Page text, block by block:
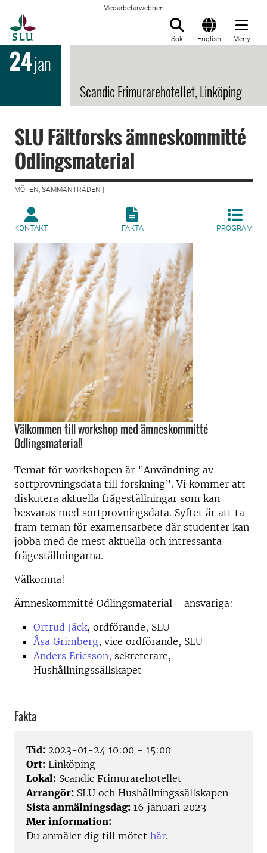
Medarbetarwebben
Sök English Meny
24jan
Scandic Frimurarehotellet, Linköping
SLU Fältforsks ämneskommitté
Odlingsmaterial
MÖTEN, SAMMANTRÄDEN |
KONTAKT FAKTA PROGRAM
Välkommen till workshop med ämneskommitté
Odlingsmaterial!
Temat för workshopen är ”Användning av
sortprovningsdata till forskning”. Vi kommer att
diskutera aktuella frågeställningar som kan
besvaras med sortprovningsdata. Syftet är att ta
fram teman för examensarbete där studenter kan
jobba med de mest aktuella och intressanta
frågeställningarna.
Välkomna!
Ämneskommitté Odlingsmaterial - ansvariga:
Ortrud Jäck, ordförande, SLU
Åsa Grimberg, vice ordförande, SLU
Anders Ericsson, sekreterare,
Hushållningssällskapet
Fakta
Tid: 2023-01-24 10:00 - 15:00
Ort: Linköping
Lokal: Scandic Frimurarehotellet
Arrangör: SLU och Hushållningssällskapen
Sista anmälningsdag: 16 januari 2023
Mer information:
Du anmäler dig till mötet här.